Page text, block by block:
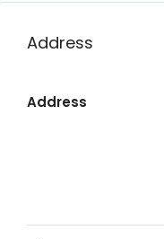
Address
Address